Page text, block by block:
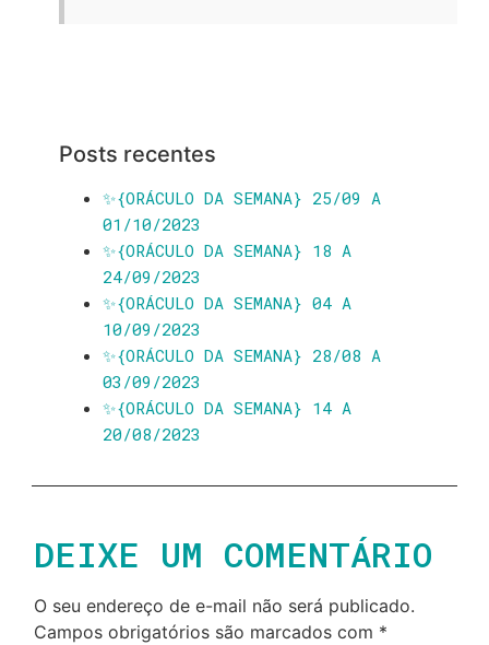
Posts recentes
✨️{ORÁCULO DA SEMANA} 25/09 A
01/10/2023
✨️{ORÁCULO DA SEMANA} 18 A
24/09/2023
✨️{ORÁCULO DA SEMANA} 04 A
10/09/2023
✨️{ORÁCULO DA SEMANA} 28/08 A
03/09/2023
✨️{ORÁCULO DA SEMANA} 14 A
20/08/2023
DEIXE UM COMENTÁRIO
O seu endereço de e-mail não será publicado.
Campos obrigatórios são marcados com *